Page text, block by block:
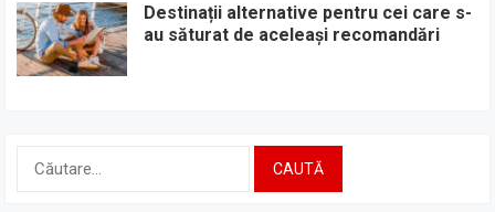
Destinații alternative pentru cei care s-
au săturat de aceleași recomandări